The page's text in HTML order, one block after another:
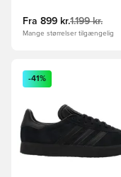
Fra 899 kr.1.199 kr.
Mange størrelser tilgængelig
Åbner en Modal til
-41%